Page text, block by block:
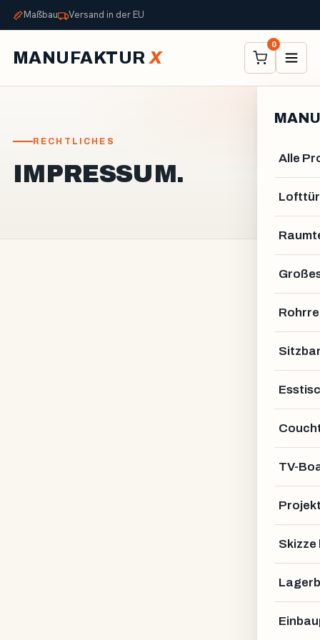
Maßbau Versand in der EU
MANUFAKTURX
0
Alle
Lofttür
TV-
RECHTLICHES
IMPRESSUM.